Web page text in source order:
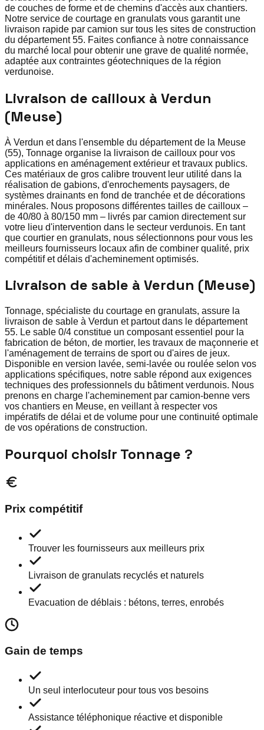
de couches de forme et de chemins d'accès aux chantiers.
Notre service de courtage en granulats vous garantit une
livraison rapide par camion sur tous les sites de construction
du département 55. Faites confiance à notre connaissance
du marché local pour obtenir une grave de qualité normée,
adaptée aux contraintes géotechniques de la région
verdunoise.
Livraison de cailloux à Verdun
(Meuse)
À Verdun et dans l'ensemble du département de la Meuse
(55), Tonnage organise la livraison de cailloux pour vos
applications en aménagement extérieur et travaux publics.
Ces matériaux de gros calibre trouvent leur utilité dans la
réalisation de gabions, d'enrochements paysagers, de
systèmes drainants en fond de tranchée et de décorations
minérales. Nous proposons différentes tailles de cailloux –
de 40/80 à 80/150 mm – livrés par camion directement sur
votre lieu d'intervention dans le secteur verdunois. En tant
que courtier en granulats, nous sélectionnons pour vous les
meilleurs fournisseurs locaux afin de combiner qualité, prix
compétitif et délais d'acheminement optimisés.
Livraison de sable à Verdun (Meuse)
Tonnage, spécialiste du courtage en granulats, assure la
livraison de sable à Verdun et partout dans le département
55. Le sable 0/4 constitue un composant essentiel pour la
fabrication de béton, de mortier, les travaux de maçonnerie et
l'aménagement de terrains de sport ou d'aires de jeux.
Disponible en version lavée, semi-lavée ou roulée selon vos
applications spécifiques, notre sable répond aux exigences
techniques des professionnels du bâtiment verdunois. Nous
prenons en charge l'acheminement par camion-benne vers
vos chantiers en Meuse, en veillant à respecter vos
impératifs de délai et de volume pour une continuité optimale
de vos opérations de construction.
Pourquoi choisir Tonnage ?
Prix compétitif
Trouver les fournisseurs aux meilleurs prix
Livraison de granulats recyclés et naturels
Evacuation de déblais : bétons, terres, enrobés
Gain de temps
Un seul interlocuteur pour tous vos besoins
Assistance téléphonique réactive et disponible